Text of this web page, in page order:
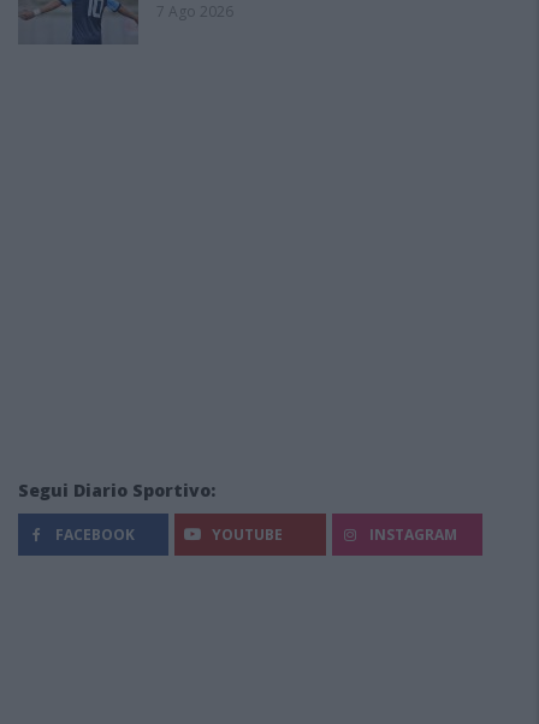
7 Ago 2026
Segui Diario Sportivo:
FACEBOOK YOUTUBE INSTAGRAM